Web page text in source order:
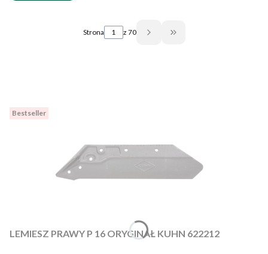
Strona z 70 Przejdź do ostatniej
Bestseller
LEMIESZ PRAWY P 16 ORYGINAŁ KUHN 622212